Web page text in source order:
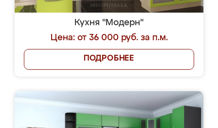
Кухня "Модерн"
Цена: от 36 000 руб. за п.м.
ПОДРОБНЕЕ